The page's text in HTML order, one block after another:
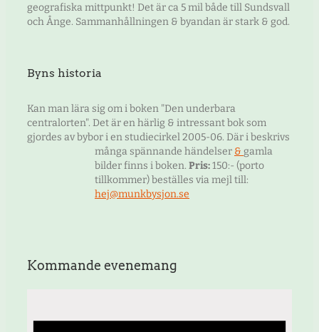
geografiska mittpunkt! Det är ca 5 mil både till Sundsvall
och Ånge. Sammanhållningen & byandan är stark & god.
Byns historia
Kan man lära sig om i boken "Den underbara
centralorten". Det är en härlig & intressant bok som
gjordes av bybor i en studiecirkel 2005-06. Där i beskrivs
många spännande händelser & gamla
bilder finns i boken. Pris:150:- (porto
tillkommer) beställes via mejl till:
hej@munkbysjon.se
Kommande evenemang